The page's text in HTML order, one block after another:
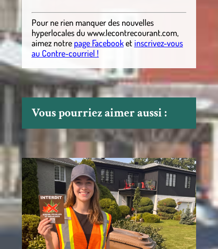
Pour ne rien manquer des nouvelles
hyperlocalesdu www.lecontrecourant.com,
aimez notre page Facebooket inscrivez-vous
au Contre-courriel !
Vous pourriez aimer aussi :